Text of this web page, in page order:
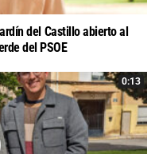
del Castillo abierto al
del PSOE
0:13